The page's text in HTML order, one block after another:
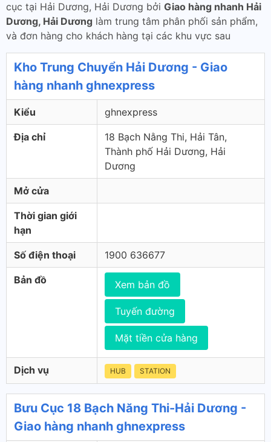
cục tại Hải Dương, Hải Dương bởi Giao hàng nhanh Hải
Dương, Hải Dương làm trung tâm phân phối sản phẩm,
và đơn hàng cho khách hàng tại các khu vực sau
Kho Trung Chuyển Hải Dương - Giao
hàng nhanh ghnexpress
Kiểu ghnexpress
Địa chỉ
18 Bạch Nằng Thi, Hải Tân,
Thành phố Hải Dương, Hải
Dương
Mở cửa
Thời gian giới
hạn
Số điện thoại 1900 636677
Bản đồ Xem bản đồ
Tuyến đường
Mặt tiền cửa hàng
Dịch vụ HUB STATION
Bưu Cục 18 Bạch Năng Thi-Hải Dương -
Giao hàng nhanh ghnexpress